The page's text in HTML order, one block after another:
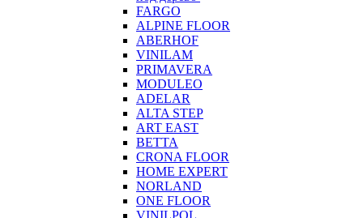
FARGO
ALPINE FLOOR
ABERHOF
VINILAM
PRIMAVERA
MODULEO
ADELAR
ALTA STEP
ART EAST
BETTA
CRONA FLOOR
HOME EXPERT
NORLAND
ONE FLOOR
VINILPOL